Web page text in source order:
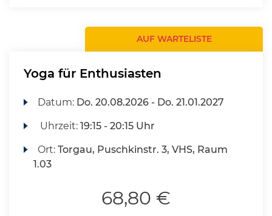
AUF WARTELISTE
Yoga für Enthusiasten
Datum: Do. 20.08.2026 - Do. 21.01.2027
Uhrzeit:19:15 - 20:15 Uhr
Ort:Torgau, Puschkinstr. 3, VHS, Raum
1.03
68,80 €